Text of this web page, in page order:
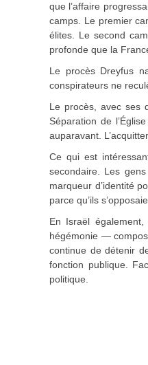
que l’affaire
camps. Le premier
élites. Le second
profonde que la
Le procès Dreyfus
conspirateurs ne
Le procès, avec ses
Séparation de
auparavant.
Ce qui est
secondaire. Les
marqueur d’identité
parce qu’ils
En Israël également,
hégémonie —
continue de détenir
fonction publique.
politique.